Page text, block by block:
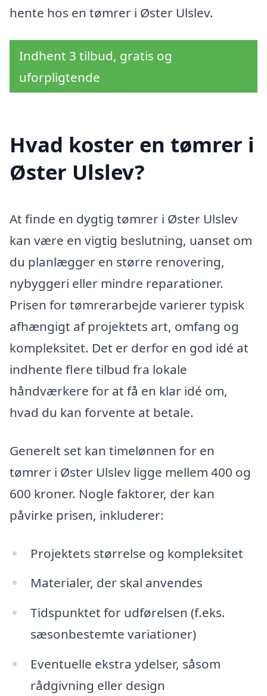
hente hos en tømrer i Øster Ulslev.
Indhent 3 tilbud, gratis og
uforpligtende
Hvad koster en tømrer i
Øster Ulslev?
At finde en dygtig tømrer i Øster Ulslev
kan være en vigtig beslutning, uanset om
du planlægger en større renovering,
nybyggeri eller mindre reparationer.
Prisen for tømrerarbejde varierer typisk
afhængigt af projektets art, omfang og
kompleksitet. Det er derfor en god idé at
indhente flere tilbud fra lokale
håndværkere for at få en klar idé om,
hvad du kan forvente at betale.
Generelt set kan timelønnen for en
tømrer i Øster Ulslev ligge mellem 400 og
600 kroner. Nogle faktorer, der kan
påvirke prisen, inkluderer:
Projektets størrelse og kompleksitet
Materialer, der skal anvendes
Tidspunktet for udførelsen (f.eks.
sæsonbestemte variationer)
Eventuelle ekstra ydelser, såsom
rådgivning eller design